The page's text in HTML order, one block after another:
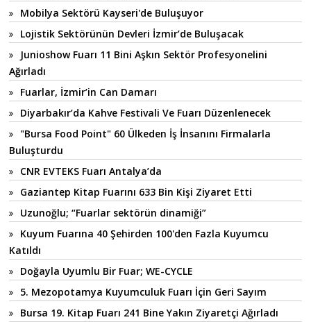
Mobilya Sektörü Kayseri'de Buluşuyor
Lojistik Sektörünün Devleri İzmir’de Buluşacak
Junioshow Fuarı 11 Bini Aşkın Sektör Profesyonelini
Ağırladı
Fuarlar, İzmir’in Can Damarı
Diyarbakır’da Kahve Festivali Ve Fuarı Düzenlenecek
"Bursa Food Point" 60 Ülkeden İş İnsanını Firmalarla
Buluşturdu
CNR EVTEKS Fuarı Antalya’da
Gaziantep Kitap Fuarını 633 Bin Kişi Ziyaret Etti
Uzunoğlu; “Fuarlar sektörün dinamiği”
Kuyum Fuarına 40 Şehirden 100'den Fazla Kuyumcu
Katıldı
Doğayla Uyumlu Bir Fuar; WE-CYCLE
5. Mezopotamya Kuyumculuk Fuarı İçin Geri Sayım
Bursa 19. Kitap Fuarı 241 Bine Yakın Ziyaretçi Ağırladı